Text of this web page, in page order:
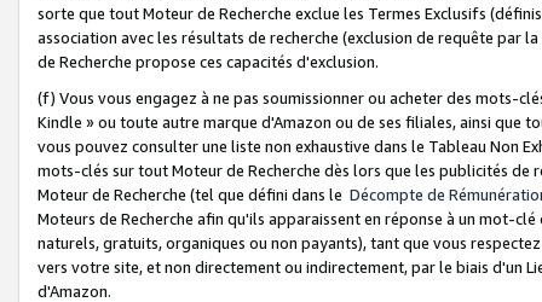
sorte que tout Moteur de Recherche exclue les Termes Exclusifs
association avec les résultats de recherche (exclusion de requête
de Recherche propose ces capacités d'exclusion.
(f) Vous vous engagez à ne pas soumissionner ou acheter des mots-
Kindle » ou toute autre marque d'Amazon ou de ses filiales, ainsi que
vous pouvez consulter une liste non exhaustive dans le Tableau Non
mots-clés sur tout Moteur de Recherche dès lors que les publicités de
Moteur de Recherche (tel que défini dans le Décompte de
Moteurs de Recherche afin qu'ils apparaissent en réponse à un mot-
naturels, gratuits, organiques ou non payants), tant que vous
vers votre site, et non directement ou indirectement, par le biais d'un
d'Amazon.